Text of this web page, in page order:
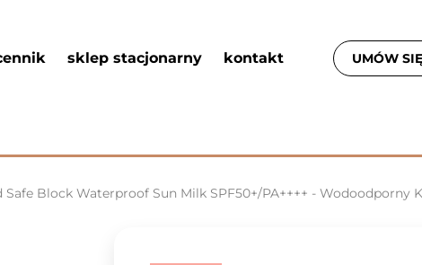
sklep stacjonarny kontakt UMÓW
Safe Block Waterproof Sun Milk SPF50+/PA++++ - Wodoodporny